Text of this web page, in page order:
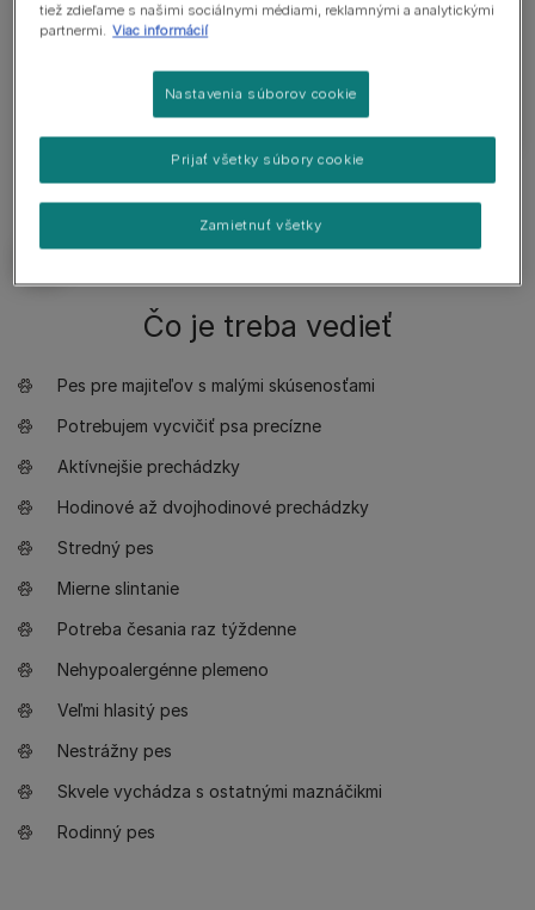
vzoroch (podrobnosti nájdete v štandarde
plemena). Merajú 33 - 40 cm a vážia približne 10 -
11 kg.
Čo je treba vedieť
Pes pre majiteľov s malými skúsenosťami
Potrebujem vycvičiť psa precízne
Aktívnejšie prechádzky
Hodinové až dvojhodinové prechádzky
Stredný pes
Mierne slintanie
Potreba česania raz týždenne
Nehypoalergénne plemeno
Veľmi hlasitý pes
Nestrážny pes
Skvele vychádza s ostatnými maznáčikmi
Rodinný pes
tiež zdieľame s našimi sociálnymi médiami, reklamnými a analytickými
partnermi. Viac informácií
Nastavenia súborov cookie
Zamietnuť všetky
Prijať všetky súbory cookie